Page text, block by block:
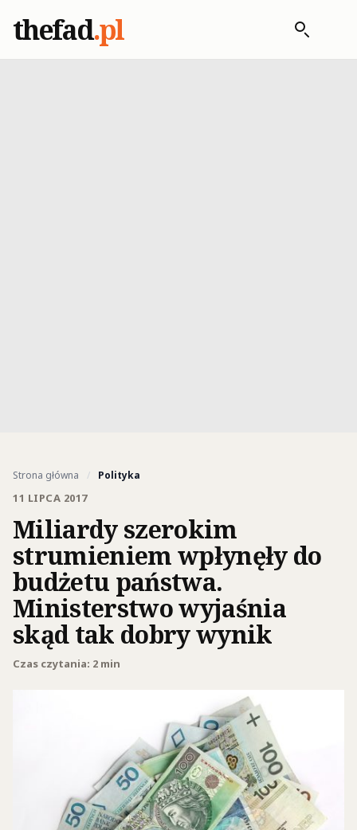
thefad.pl
Strona główna / Polityka
11 LIPCA 2017
Miliardy szerokim
strumieniem wpłynęły do
budżetu państwa.
Ministerstwo wyjaśnia
skąd tak dobry wynik
Czas czytania: 2 min